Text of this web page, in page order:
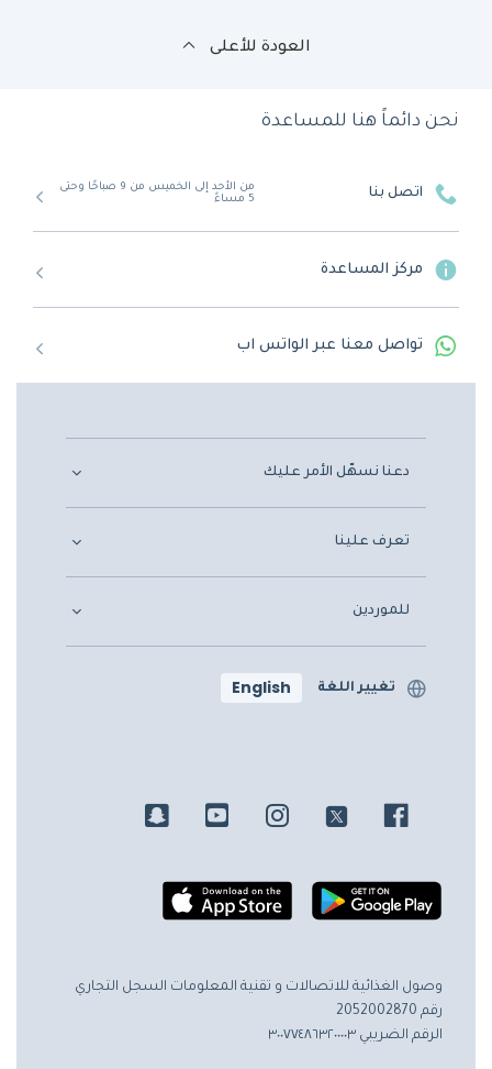
العودة للأعلى
نحن دائماً هنا للمساعدة
اتصل بنا
من الأحد إلى الخميس من 9 صباحًا وحتى
5 مساءً
مركز المساعدة
تواصل معنا عبر الواتس اب
دعنا نسهّل الأمر عليك
تعرف علينا
للموردين
تغيير اللغة English
وصول الغذائية للاتصالات و تقنية المعلومات السجل التجاري
رقم 2052002870
الرقم الضريبي ٣٠٠٧٧٤٨٦٣٢٠٠٠٠٣